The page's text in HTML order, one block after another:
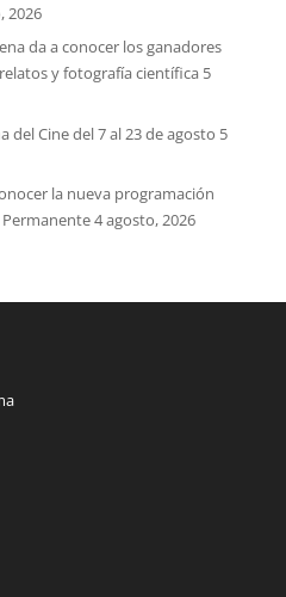
2026
da a conocer los ganadores
y fotografía científica 5
del Cine del 7 al 23 de agosto 5
la nueva programación
4 agosto, 2026